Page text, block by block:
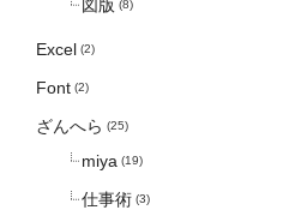
図版 (8)
Excel (2)
Font (2)
ざんへら (25)
miya (19)
仕事術 (3)